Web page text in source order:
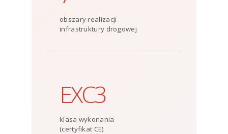
obszary realizacji
infrastruktury drogowej
EXC3
klasa wykonania
(certyfikat CE)